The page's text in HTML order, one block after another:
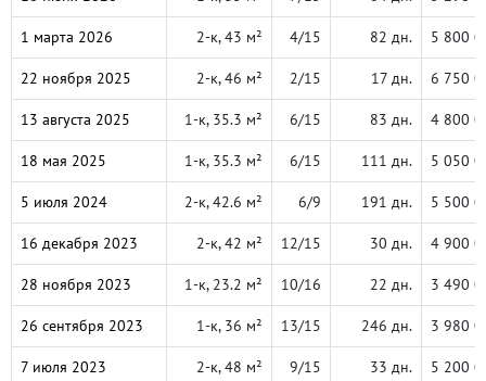
1 марта 2026 2-к, 43 м² 4/15 82 дн. 5 800
22 ноября 2025 2-к, 46 м² 2/15 17 дн. 6 750
13 августа 2025 1-к, 35.3 м² 6/15 83 дн. 4 800
18 мая 2025 1-к, 35.3 м² 6/15 111 дн. 5 050
5 июля 2024 2-к, 42.6 м² 6/9 191 дн. 5 500
16 декабря 2023 2-к, 42 м² 12/15 30 дн. 4 900
28 ноября 2023 1-к, 23.2 м² 10/16 22 дн. 3 490
26 сентября 2023 1-к, 36 м² 13/15 246 дн. 3 980
7 июля 2023 2-к, 48 м² 9/15 33 дн. 5 200